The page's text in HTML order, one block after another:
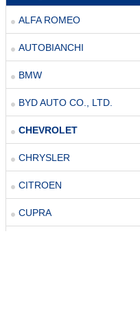
ALFA ROMEO
AUTOBIANCHI
BMW
BYD AUTO CO., LTD.
CHEVROLET
CHRYSLER
CITROEN
CUPRA